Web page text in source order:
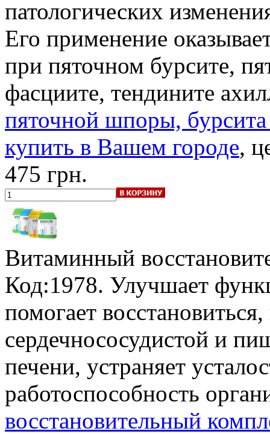
патологических
Его применение
при пяточном бурсите,
фасциите, тендините
пяточной шпоры,
купить в Вашем городе,
475 грн.
Витаминный
Код:1978. Улучшает
помогает
сердечнососудистой и
печени, устраняет
работоспособность
восстановительный